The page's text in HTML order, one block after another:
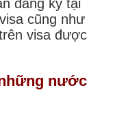
đăng ký tại
cũng như
visa được
nước